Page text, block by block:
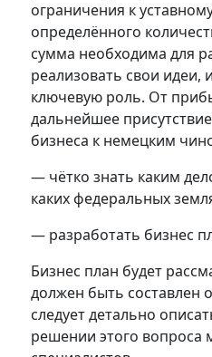
ограничения к
определённого
сумма необходима для
реализовать свои идеи,
ключевую роль. От
дальнейшее
бизнеса к немецким
— чётко знать каким
каких федеральных
— разработать бизнес
Бизнес план будет
должен быть составлен
следует детально
решении этого